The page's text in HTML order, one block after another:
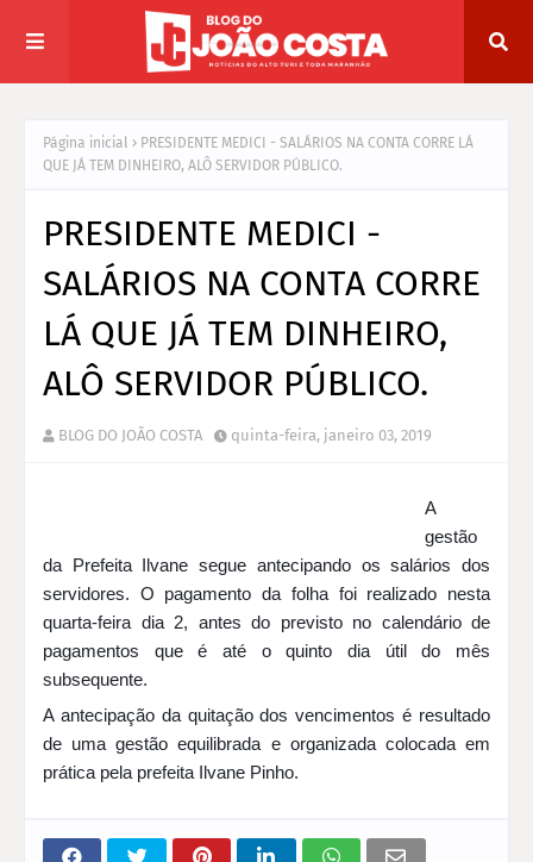
Página inicial
PRESIDENTE MEDICI - SALÁRIOS NA CONTA CORRE LÁ
QUE JÁ TEM DINHEIRO, ALÔ SERVIDOR PÚBLICO.
PRESIDENTE MEDICI -
SALÁRIOS NA CONTA CORRE
LÁ QUE JÁ TEM DINHEIRO,
ALÔ SERVIDOR PÚBLICO.
BLOG DO JOÃO COSTA quinta-feira, janeiro 03, 2019
A
gestão
da Prefeita Ilvane segue antecipando os salários dos
servidores. O pagamento da folha foi realizado nesta
quarta-feira dia 2, antes do previsto no calendário de
pagamentos que é até o quinto dia útil do mês
subsequente.
A antecipação da quitação dos vencimentos é resultado
de uma gestão equilibrada e organizada colocada em
prática pela prefeita Ilvane Pinho.